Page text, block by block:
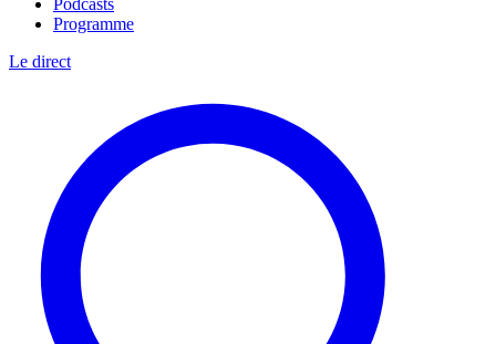
Podcasts
Programme
Le direct